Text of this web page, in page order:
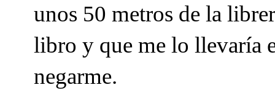
unos 50 metros de la
libro y que me lo llevaría
negarme.